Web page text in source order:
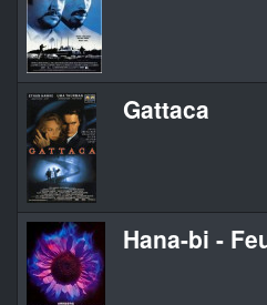
Gattaca
Hana-bi -